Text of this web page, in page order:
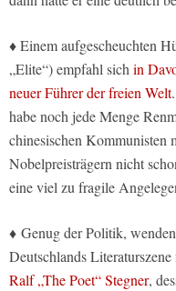
♦ Einem aufgescheuchten
„Elite“) empfahl sichin
neuer Führer der freien Welt
habe noch jede Menge
chinesischen Kommunisten
Nobelpreisträgern nicht
eine viel zu fragile
♦ Genug der Politik,
Deutschlands
Ralf „The Poet“ Stegner,